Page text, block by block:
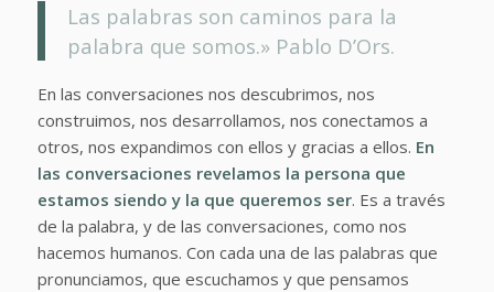
Las palabras son caminos para la
palabra que somos.» Pablo D’Ors.
En las conversaciones nos descubrimos, nos
construimos, nos desarrollamos, nos conectamos a
otros, nos expandimos con ellos y gracias a ellos. En
las conversaciones revelamos la persona que
estamos siendo y la que queremos ser. Es a través
de la palabra, y de las conversaciones, como nos
hacemos humanos. Con cada una de las palabras que
pronunciamos, que escuchamos y que pensamos